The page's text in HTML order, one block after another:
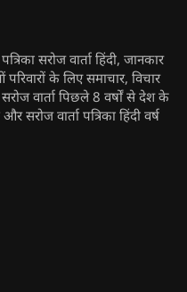
सरोज वार्ता हिंदी, जानकार
के लिए समाचार, विचार
वार्ता पिछले 8 वर्षों से देश के
सरोज वार्ता पत्रिका हिंदी वर्ष